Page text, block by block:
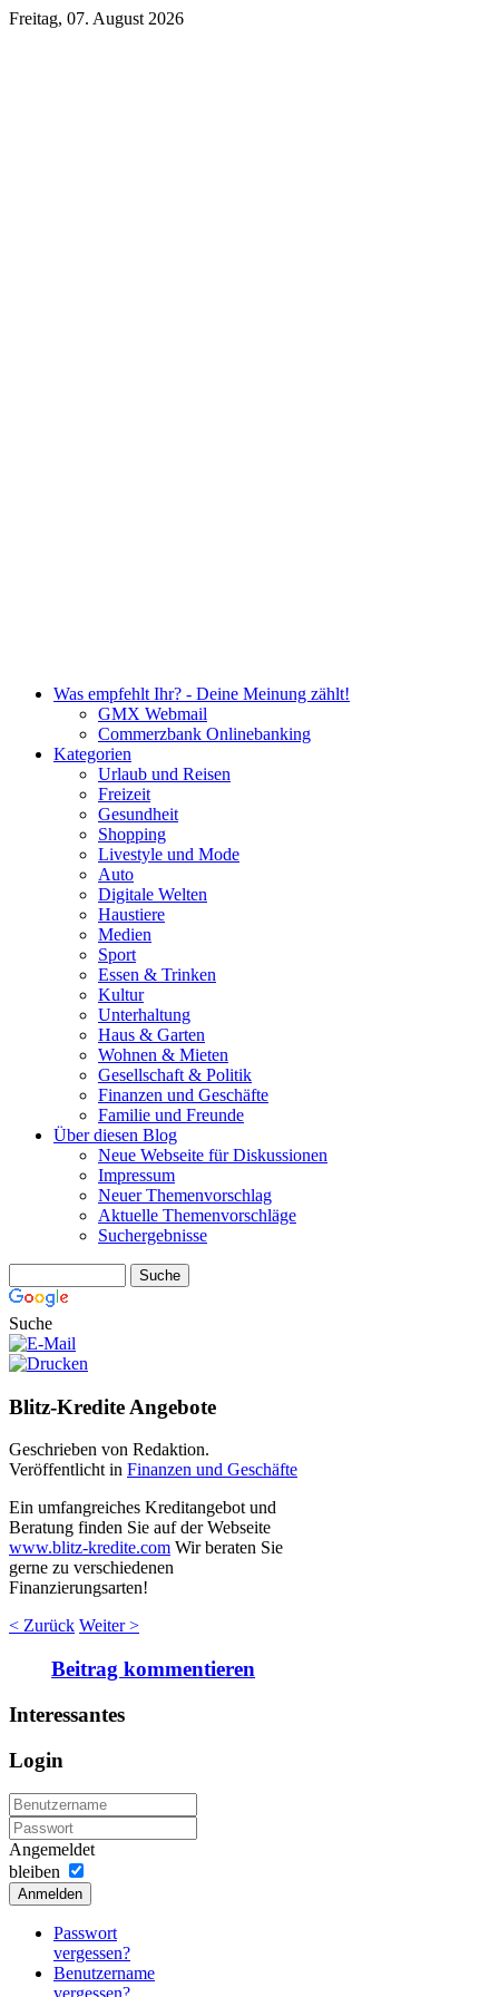
Freitag, 07. August 2026
Was empfehlt Ihr? - Deine Meinung zählt!
GMX Webmail
Commerzbank Onlinebanking
Kategorien
Urlaub und Reisen
Freizeit
Gesundheit
Shopping
Livestyle und Mode
Auto
Digitale Welten
Haustiere
Medien
Sport
Essen & Trinken
Kultur
Unterhaltung
Haus & Garten
Wohnen & Mieten
Gesellschaft & Politik
Finanzen und Geschäfte
Familie und Freunde
Über diesen Blog
Neue Webseite für Diskussionen
Impressum
Neuer Themenvorschlag
Aktuelle Themenvorschläge
Suchergebnisse
Suche
Blitz-Kredite Angebote
Geschrieben von Redaktion.
Veröffentlicht in Finanzen und Geschäfte
Ein umfangreiches Kreditangebot und
Beratung finden Sie auf der Webseite
www.blitz-kredite.com Wir beraten Sie
gerne zu verschiedenen
Finanzierungsarten!
< Zurück Weiter >
Beitrag kommentieren
Interessantes
Login
Angemeldet
bleiben
Anmelden
Passwort
vergessen?
Benutzername